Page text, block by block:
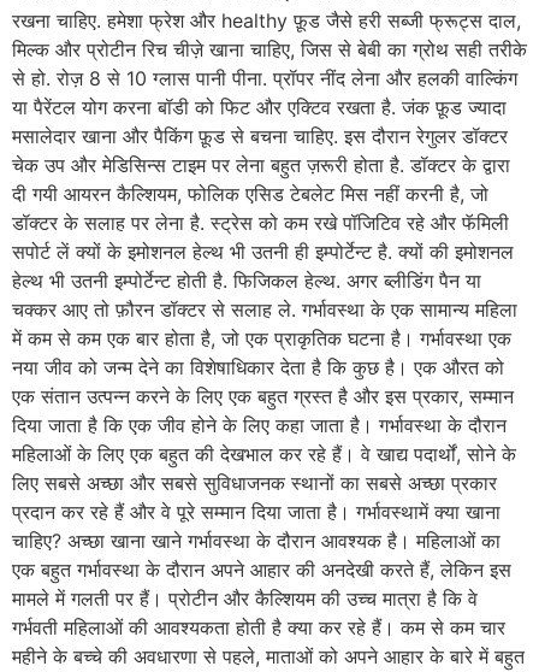
रखना चाहिए. हमेशा फ्रेश और healthy फ़ूड जैसे हरी सब्जी फ्रूट्स दाल,
मिल्क और प्रोटीन रिच चीज़े खाना चाहिए, जिस से बेबी का ग्रोथ सही तरीके
से हो. रोज़ 8 से 10 ग्लास पानी पीना. प्रॉपर नींद लेना और हलकी वाल्किंग
या पैरेंटल योग करना बॉडी को फिट और एक्टिव रखता है. जंक फ़ूड ज्यादा
मसालेदार खाना और पैकिंग फ़ूड से बचना चाहिए. इस दौरान रेगुलर डॉक्टर
चेक उप और मेडिसिन्स टाइम पर लेना बहुत ज़रूरी होता है. डॉक्टर के द्वारा
दी गयी आयरन कैल्शियम, फोलिक एसिड टेबलेट मिस नहीं करनी है, जो
डॉक्टर के सलाह पर लेना है. स्ट्रेस को कम रखे पॉजिटिव रहे और फॅमिली
सपोर्ट लें क्यों के इमोशनल हेल्थ भी उतनी ही इम्पोर्टेन्ट है. क्यों की इमोशनल
हेल्थ भी उतनी इम्पोर्टेन्ट होती है. फिजिकल हेल्थ. अगर ब्लीडिंग पैन या
चक्कर आए तो फ़ौरन डॉक्टर से सलाह ले. गर्भावस्था के एक सामान्य महिला
में कम से कम एक बार होता है, जो एक प्राकृतिक घटना है। गर्भावस्था एक
नया जीव को जन्म देने का विशेषाधिकार देता है कि कुछ है। एक औरत को
एक संतान उत्पन्न करने के लिए एक बहुत ग्रस्त है और इस प्रकार, सम्मान
दिया जाता है कि एक जीव होने के लिए कहा जाता है। गर्भावस्था के दौरान
महिलाओं के लिए एक बहुत की देखभाल कर रहे हैं। वे खाद्य पदार्थों, सोने के
लिए सबसे अच्छा और सबसे सुविधाजनक स्थानों का सबसे अच्छा प्रकार
प्रदान कर रहे हैं और वे पूरे सम्मान दिया जाता है। गर्भावस्थामें क्या खाना
चाहिए? अच्छा खाना खाने गर्भावस्था के दौरान आवश्यक है। महिलाओं का
एक बहुत गर्भावस्था के दौरान अपने आहार की अनदेखी करते हैं, लेकिन इस
मामले में गलती पर हैं। प्रोटीन और कैल्शियम की उच्च मात्रा है कि वे
गर्भवती महिलाओं की आवश्यकता होती है क्या कर रहे हैं। कम से कम चार
महीने के बच्चे की अवधारणा से पहले, माताओं को अपने आहार के बारे में बहुत